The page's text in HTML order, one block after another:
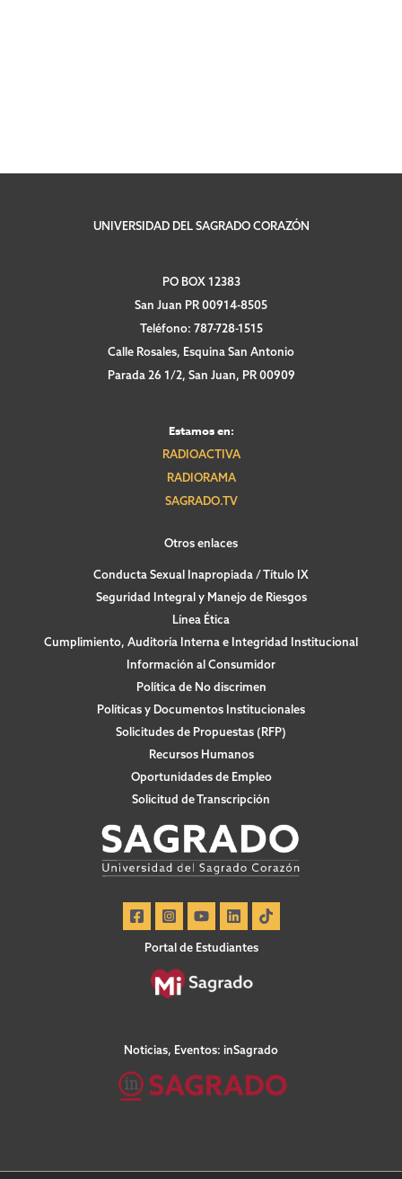
UNIVERSIDAD DEL SAGRADO CORAZÓN
PO BOX 12383
San Juan PR 00914-8505
Teléfono: 787-728-1515
Calle Rosales, Esquina San Antonio
Parada 26 1/2, San Juan, PR 00909
Estamos en:
RADIOACTIVA
RADIORAMA
SAGRADO.TV
Otros enlaces
Conducta Sexual Inapropiada / Título IX
Seguridad Integral y Manejo de Riesgos
Línea Ética
Cumplimiento, Auditoría Interna e Integridad Institucional
Información al Consumidor
Política de No discrimen
Políticas y Documentos Institucionales
Solicitudes de Propuestas (RFP)
Recursos Humanos
Oportunidades de Empleo
Solicitud de Transcripción
Portal de Estudiantes
Noticias, Eventos: inSagrado